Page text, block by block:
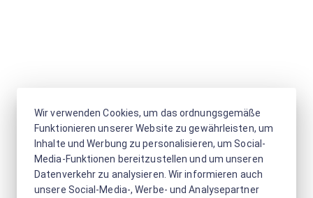
Wir verwenden Cookies, um das ordnungsgemäße
Funktionieren unserer Website zu gewährleisten, um
Inhalte und Werbung zu personalisieren, um Social-
Media-Funktionen bereitzustellen und um unseren
Datenverkehr zu analysieren. Wir informieren auch
unsere Social-Media-, Werbe- und Analysepartner